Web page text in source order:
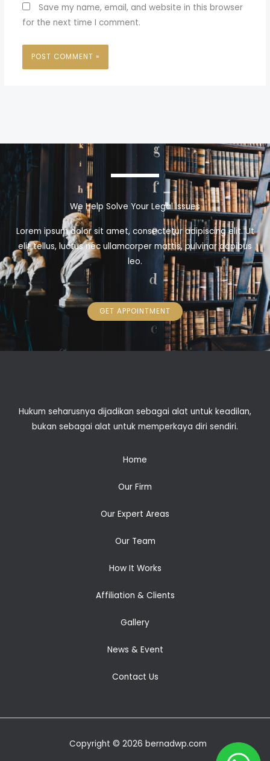
Save my name, email, and website in this browser
for the next time I comment.
We Help Solve Your Legal Issues
Lorem ipsum dolor sit amet, consectetur adipiscing elit. Ut
elit tellus, luctus nec ullamcorper mattis, pulvinar dapibus
leo.
GET APPOINTMENT
Hukum seharusnya dijadikan sebagai alat untuk keadilan,
bukan sebagai alat untuk memperkaya diri sendiri.
Home
Our Firm
Our Expert Areas
Our Team
How It Works
Affiliation & Clients
Gallery
News & Event
Contact Us
Copyright © 2026 bernadwp.com